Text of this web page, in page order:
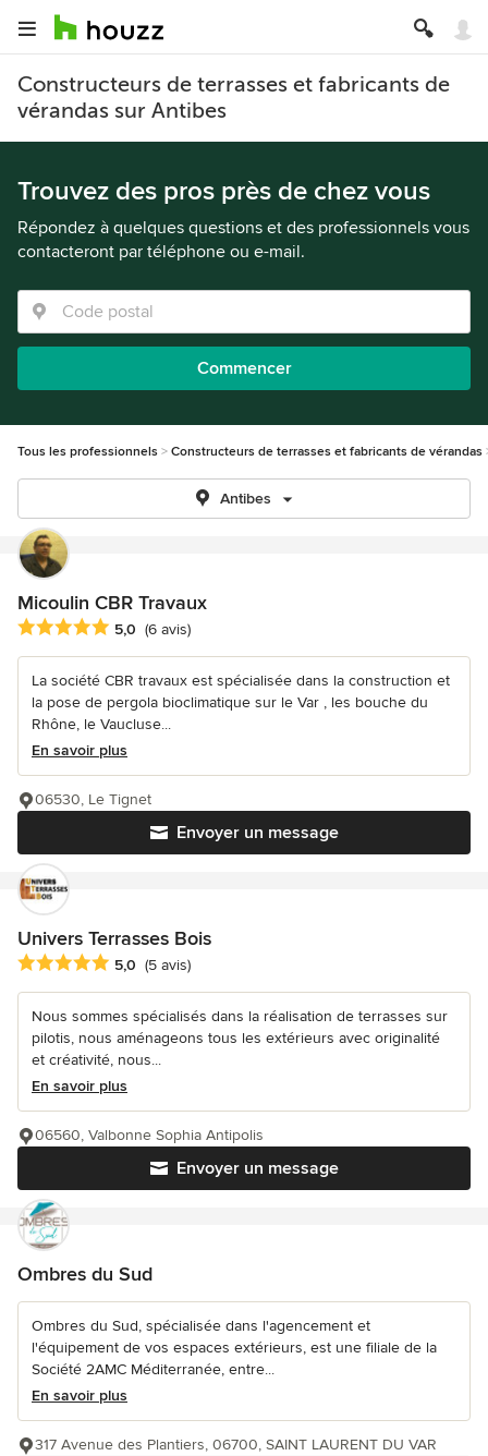
Constructeurs de terrasses et fabricants de
vérandas sur Antibes
Trouvez des pros près de chez vous
Répondez à quelques questions et des professionnels vous
contacteront par téléphone ou e-mail.
Commencer
Tous les professionnels Constructeurs de terrasses et fabricants de vérandas
Antibes
Micoulin CBR Travaux
Note moyenne : 5 étoiles sur 5
5,0 (6 avis)
La société CBR travaux est spécialisée dans la construction et
la pose de pergola bioclimatique sur le Var , les bouche du
Rhône, le Vaucluse...
En savoir plus
Envoyer un message
06530, Le Tignet
Univers Terrasses Bois
Note moyenne : 5 étoiles sur 5
5,0 (5 avis)
Nous sommes spécialisés dans la réalisation de terrasses sur
pilotis, nous aménageons tous les extérieurs avec originalité
et créativité, nous...
En savoir plus
Envoyer un message
06560, Valbonne Sophia Antipolis
Ombres du Sud
Ombres du Sud, spécialisée dans l'agencement et
l'équipement de vos espaces extérieurs, est une filiale de la
Société 2AMC Méditerranée, entre...
En savoir plus
317 Avenue des Plantiers, 06700, SAINT LAURENT DU VAR